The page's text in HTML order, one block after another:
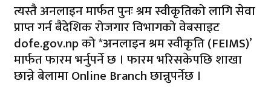
त्यस्तै अनलाइन मार्फत पुनः श्रम स्वीकृतिको लागि सेवा
प्राप्त गर्न बैदेशिक रोजगार विभागको वेबसाइट
dofe.gov.np को *अनलाइन श्रम स्वीकृति (FEIMS)’
मार्फत फारम भर्नुपर्ने छ । फारम भरिसकेपछि शाखा
छान्ने बेलामा Online Branch छान्नुपर्नेछ ।